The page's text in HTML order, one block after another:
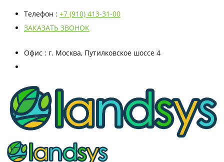
Телефон : +7 (910) 413-31-00
ЗАКАЗАТЬ ЗВОНОК
Офис : г. Москва, Путилковское шоссе 4